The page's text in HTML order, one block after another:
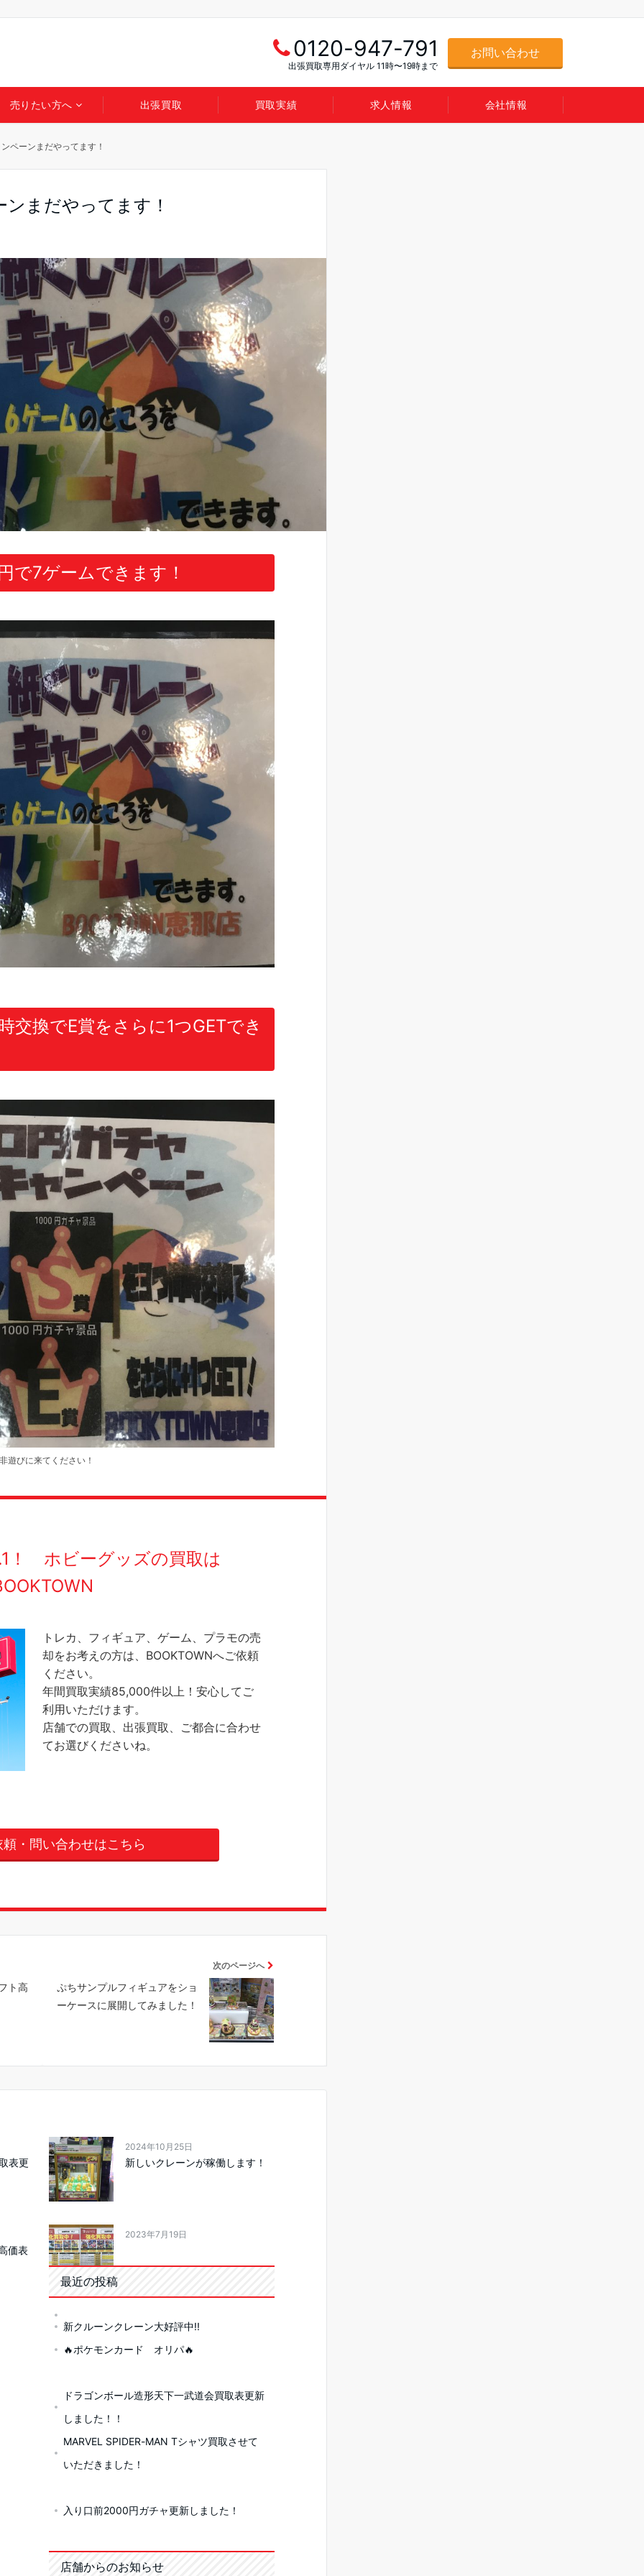
0120-947-791
出張買取専用ダイヤル 11時〜19時まで
お問い合わせ
売りたい方へ 出張買取 買取実績 求人情報 会社情報
ペーンまだやってます！
まだやってます！
で7ゲームできます！
交換でE賞をさらに1つGETでき
遊びに来てください！
！ ホビーグッズの買取は
トレカ、フィギュア、ゲーム、プラモの売
却をお考えの方は、BOOKTOWNへご依頼
ください。
年間買取実績85,000件以上！安心してご
利用いただけます。
店舗での買取、出張買取、ご都合に合わせ
てお選びくださいね。
・問い合わせはこちら
ト高
次のページへ
ぷちサンプルフィギュアをショ
ーケースに展開してみました！
表更
2024年10月25日
新しいクレーンが稼働します！
価表
2023年7月19日
最近の投稿
新クルーンクレーン大好評中!!
🔥ポケモンカード オリパ🔥
ドラゴンボール造形天下一武道会買取表更新
しました！！
MARVEL SPIDER-MAN Tシャツ買取させて
いただきました！
入り口前2000円ガチャ更新しました！
店舗からのお知らせ